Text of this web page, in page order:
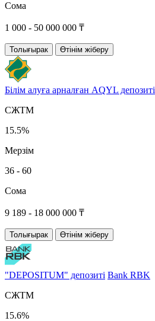
Сома
1 000 - 50 000 000 ₸
Толығырак Өтінім жіберу
Білім алуға арналған AQYL депозиті
СЖТМ
15.5%
Мерзім
36 - 60
Сома
9 189 - 18 000 000 ₸
Толығырак Өтінім жіберу
"DEPOSITUM" депозиті Bank RBK
СЖТМ
15.6%